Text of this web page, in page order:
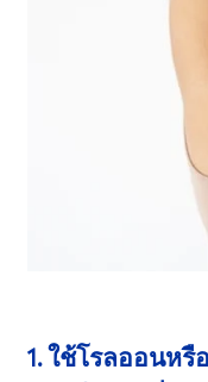
1. ใช้โรลออนหรื